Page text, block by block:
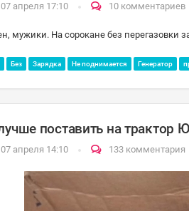
07 апреля 17:10 10 комментариев
мужики. На сорокане без перегазовки
Без Зарядка Не поднимается Генератор
поставить на трактор
07 апреля 14:10 133 комментария